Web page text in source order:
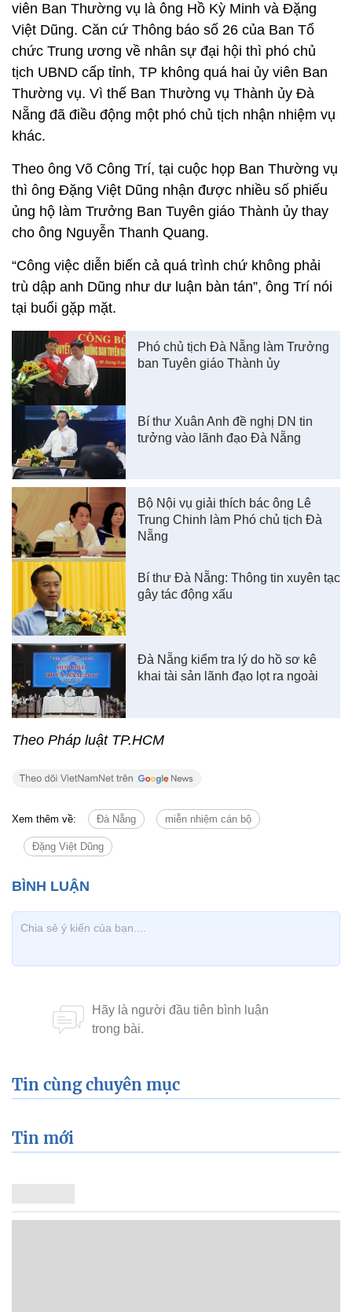
viên Ban Thường vụ là ông Hồ Kỳ Minh và Đặng
Việt Dũng. Căn cứ Thông báo số 26 của Ban Tổ
chức Trung ương về nhân sự đại hội thì phó chủ
tịch UBND cấp tỉnh, TP không quá hai ủy viên Ban
Thường vụ. Vì thế Ban Thường vụ Thành ủy Đà
Nẵng đã điều động một phó chủ tịch nhận nhiệm vụ
khác.
Theo ông Võ Công Trí, tại cuộc họp Ban Thường vụ
thì ông Đặng Việt Dũng nhận được nhiều số phiếu
ủng hộ làm Trưởng Ban Tuyên giáo Thành ủy thay
cho ông Nguyễn Thanh Quang.
“Công việc diễn biến cả quá trình chứ không phải
trù dập anh Dũng như dư luận bàn tán”, ông Trí nói
tại buổi gặp mặt.
Phó chủ tịch Đà Nẵng làm Trưởng
ban Tuyên giáo Thành ủy
Bí thư Xuân Anh đề nghị DN tin
tưởng vào lãnh đạo Đà Nẵng
Bộ Nội vụ giải thích bác ông Lê
Trung Chinh làm Phó chủ tịch Đà
Nẵng
Bí thư Đà Nẵng: Thông tin xuyên tạc
gây tác động xấu
Đà Nẵng kiểm tra lý do hồ sơ kê
khai tài sản lãnh đạo lọt ra ngoài
Theo Pháp luật TP.HCM
Xem thêm về: Đà Nẵng miễn nhiệm cán bộ
Đặng Việt Dũng
Tin cùng chuyên mục
Tin mới